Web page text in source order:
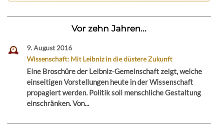
Vor zehn Jahren...
9. August 2016
Wissenschaft: Mit Leibniz in die düstere Zukunft
Eine Broschüre der Leibniz-Gemeinschaft zeigt, welche
einseitigen Vorstellungen heute in der Wissenschaft
propagiert werden. Politik soll menschliche Gestaltung
einschränken. Von...